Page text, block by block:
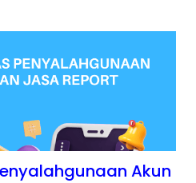
Akun